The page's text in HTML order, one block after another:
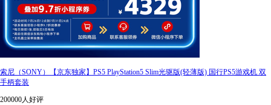
索尼（SONY）【京东独家】PS5 PlayStation5 Slim光驱版(轻薄版) 国行PS5游戏机 双
手柄套装
200000人好评